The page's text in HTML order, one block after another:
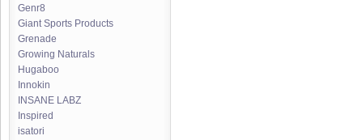
Genr8
Giant Sports Products
Grenade
Growing Naturals
Hugaboo
Innokin
INSANE LABZ
Inspired
isatori